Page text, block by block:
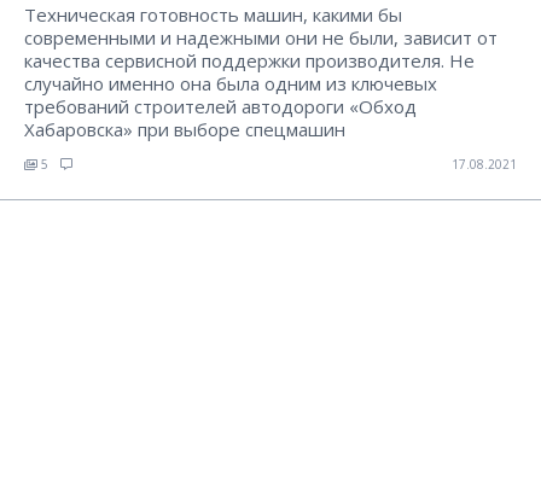
Техническая готовность машин, какими бы
современными и надежными они не были, зависит от
качества сервисной поддержки производителя. Не
случайно именно она была одним из ключевых
требований строителей автодороги «Обход
Хабаровска» при выборе спецмашин
5 17.08.2021